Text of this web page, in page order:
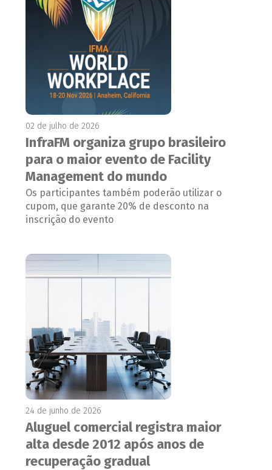
02 de julho de 2026
InfraFM organiza grupo brasileiro
para o maior evento de Facility
Management do mundo
Os participantes também poderão utilizar o
cupom, que garante 20% de desconto na
inscrição do evento
24 de junho de 2026
Aluguel comercial registra maior
alta desde 2012 após anos de
recuperação gradual